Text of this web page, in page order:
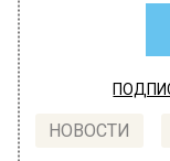
НОВОСТИ